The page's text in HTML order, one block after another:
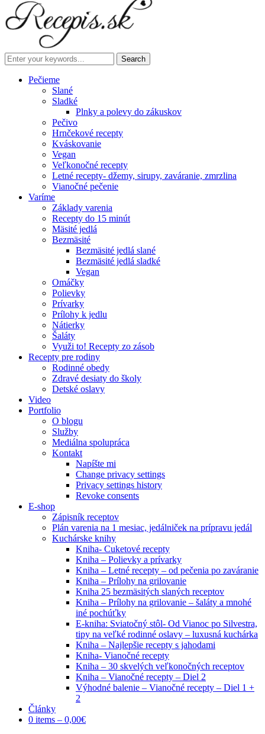
Pečieme
Slané
Sladké
Plnky a polevy do zákuskov
Pečivo
Hrnčekové recepty
Kváskovanie
Vegan
Veľkonočné recepty
Letné recepty- džemy, sirupy, zaváranie, zmrzlina
Vianočné pečenie
Varíme
Základy varenia
Recepty do 15 minút
Mäsité jedlá
Bezmäsité
Bezmäsité jedlá slané
Bezmäsité jedlá sladké
Vegan
Omáčky
Polievky
Prívarky
Prílohy k jedlu
Nátierky
Šaláty
Využi to! Recepty zo zásob
Recepty pre rodiny
Rodinné obedy
Zdravé desiaty do školy
Detské oslavy
Video
Portfolio
O blogu
Služby
Mediálna spolupráca
Kontakt
Napíšte mi
Change privacy settings
Privacy settings history
Revoke consents
E-shop
Zápisník receptov
Plán varenia na 1 mesiac, jedálniček na prípravu jedál
Kuchárske knihy
Kniha- Cuketové recepty
Kniha – Polievky a prívarky
Kniha – Letné recepty – od pečenia po zaváranie
Kniha – Prílohy na grilovanie
Kniha 25 bezmäsitých slaných receptov
Kniha – Prílohy na grilovanie – šaláty a mnohé
iné pochúťky
E-kniha: Sviatočný stôl- Od Vianoc po Silvestra,
tipy na veľké rodinné oslavy – luxusná kuchárka
Kniha – Najlepšie recepty s jahodami
Kniha- Vianočné recepty
Kniha – 30 skvelých veľkonočných receptov
Kniha – Vianočné recepty – Diel 2
Výhodné balenie – Vianočné recepty – Diel 1 +
2
Články
0 items – 0,00€